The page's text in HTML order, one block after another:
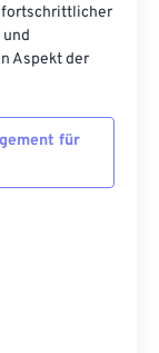
fortschrittlicher
Aspekt der
für